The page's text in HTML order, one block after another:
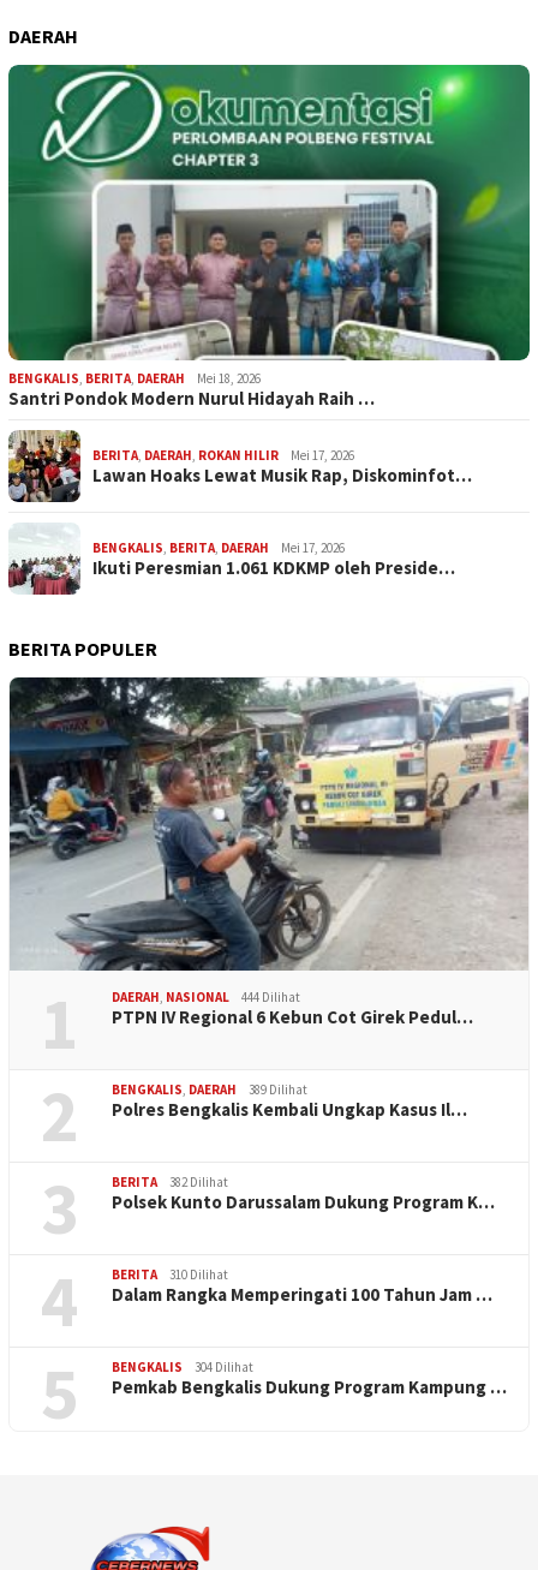
DAERAH
BENGKALIS BERITA DAERAH Mei 18, 2026
Santri Pondok Modern Nurul Hidayah Raih …
BERITA DAERAH ROKAN HILIR Mei 17, 2026
Lawan Hoaks Lewat Musik Rap, Diskominfot…
BENGKALIS BERITA DAERAH Mei 17, 2026
Ikuti Peresmian 1.061 KDKMP oleh Preside…
BERITA POPULER
1 DAERAH, NASIONAL 444 Dilihat
PTPN IV Regional 6 Kebun Cot Girek Pedul…
2 BENGKALIS, DAERAH 389 Dilihat
Polres Bengkalis Kembali Ungkap Kasus Il…
3 BERITA 382 Dilihat
Polsek Kunto Darussalam Dukung Program K…
4 BERITA 310 Dilihat
Dalam Rangka Memperingati 100 Tahun Jam …
5 BENGKALIS 304 Dilihat
Pemkab Bengkalis Dukung Program Kampung …